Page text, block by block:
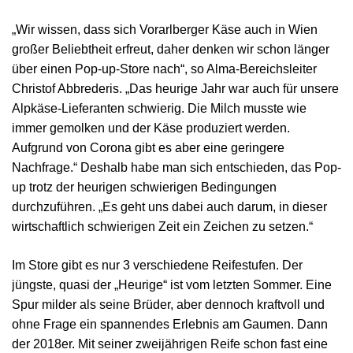
„Wir wissen, dass sich Vorarlberger Käse auch in Wien
großer Beliebtheit erfreut, daher denken wir schon länger
über einen Pop-up-Store nach“, so Alma-Bereichsleiter
Christof Abbrederis. „Das heurige Jahr war auch für unsere
Alpkäse-Lieferanten schwierig. Die Milch musste wie
immer gemolken und der Käse produziert werden.
Aufgrund von Corona gibt es aber eine geringere
Nachfrage.“ Deshalb habe man sich entschieden, das Pop-
up trotz der heurigen schwierigen Bedingungen
durchzuführen. „Es geht uns dabei auch darum, in dieser
wirtschaftlich schwierigen Zeit ein Zeichen zu setzen.“
Im Store gibt es nur 3 verschiedene Reifestufen. Der
jüngste, quasi der „Heurige“ ist vom letzten Sommer. Eine
Spur milder als seine Brüder, aber dennoch kraftvoll und
ohne Frage ein spannendes Erlebnis am Gaumen. Dann
der 2018er. Mit seiner zweijährigen Reife schon fast eine